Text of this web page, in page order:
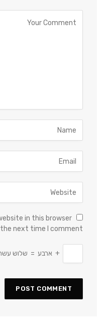
in this browser
next time I comment.
+ ארבע = שלוש